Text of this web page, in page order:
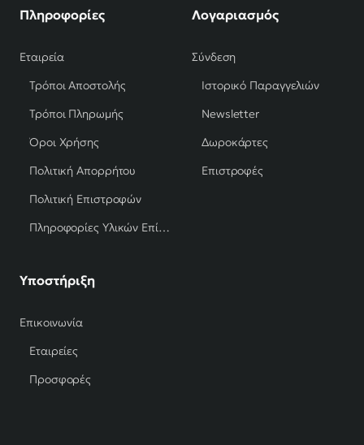
Πληροφορίες
Εταιρεία
Τρόποι Αποστολής
Τρόποι Πληρωμής
Όροι Χρήσης
Πολιτική Απορρήτου
Πολιτική Επιστροφών
Πληροφορίες Υλικών Επίπλων
Λογαριασμός
Σύνδεση
Ιστορικό Παραγγελιών
Newsletter
Δωροκάρτες
Επιστροφές
Υποστήριξη
Επικοινωνία
Εταιρείες
Προσφορές